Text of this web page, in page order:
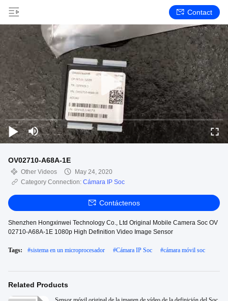
Contact
OV02710-A68A-1E
Other Videos
May 24, 2020
Category Connection: Cámara IP Soc
Contáctenos
Shenzhen Hongxinwei Technology Co., Ltd Original Mobile Camera Soc OV
02710-A68A-1E 1080p High Definition Video Image Sensor
Tags: #sistema en un microprocesador #Cámara IP Soc #cámara móvil soc
Related Products